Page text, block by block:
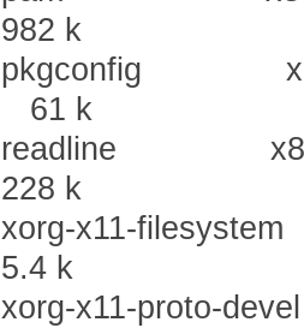
982 k
pkgconfig
61 k
readline
228 k
xorg-x11-
5.4 k
xorg-x11-